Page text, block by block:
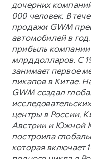
дочерних
000 человек. В
продажи GWM
автомобилей в
прибыль компании
млрд долларов. С
занимает первое
пикапов в Китае.
GWM создал
центры в России,
Австрии и Южной
построила
которая включает